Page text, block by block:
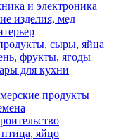
и электроника
изделия, мед
сыры, яйца
фрукты, ягоды
для кухни
продукты
яйцо